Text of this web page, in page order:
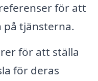
för att
på tjänsterna.
för att ställa
för deras